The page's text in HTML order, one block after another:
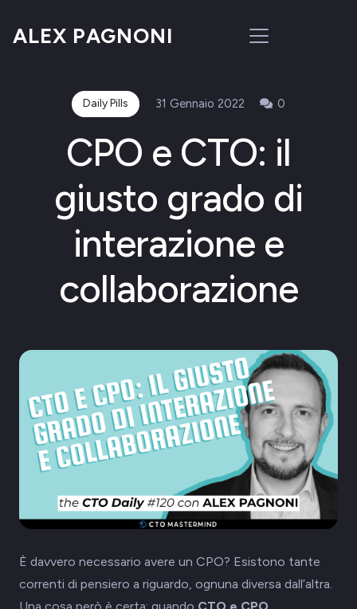
ALEX PAGNONI
Daily Pills 31 Gennaio 2022 0
CPO e CTO: il
giusto grado di
interazione e
collaborazione
È davvero necessario avere un CPO? Esistono tante
correnti di pensiero a riguardo, ognuna diversa dall’altra.